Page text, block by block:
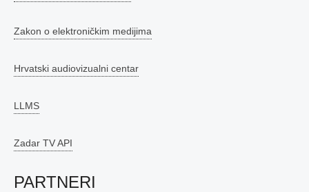
Zakon o elektroničkim medijima
Hrvatski audiovizualni centar
LLMS
Zadar TV API
PARTNERI